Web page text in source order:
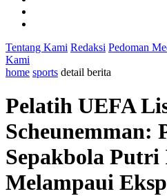
Tentang Kami Redaksi Pedoman
Kami
home sports detail berita
Pelatih UEFA
Scheunemman:
Sepakbola Putri
Melampaui